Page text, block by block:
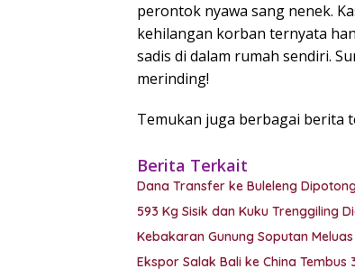
perontok nyawa sang nenek.
kehilangan korban ternyata
sadis di dalam rumah sendiri.
merinding!
Temukan juga berbagai berita
Berita Terkait
Dana Transfer ke Buleleng
593 Kg Sisik dan Kuku Trenggiling
Kebakaran Gunung Soputan
Ekspor Salak Bali ke China